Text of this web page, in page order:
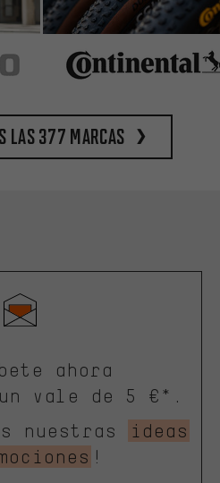
377 marcas
ahora
vale de 5 €*.
nuestras
ideas
!